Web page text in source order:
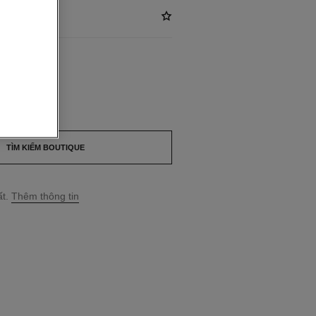
TÌM KIẾM BOUTIQUE
Thêm thông tin